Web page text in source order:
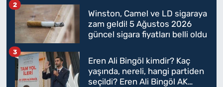
Winston, Camel ve LD sigaraya
zam geldi! 5 Ağustos 2026
güncel sigara fiyatları belli oldu
2
Eren Ali Bingöl kimdir? Kaç
yaşında, nereli, hangi partiden
seçildi? Eren Ali Bingöl AK
3